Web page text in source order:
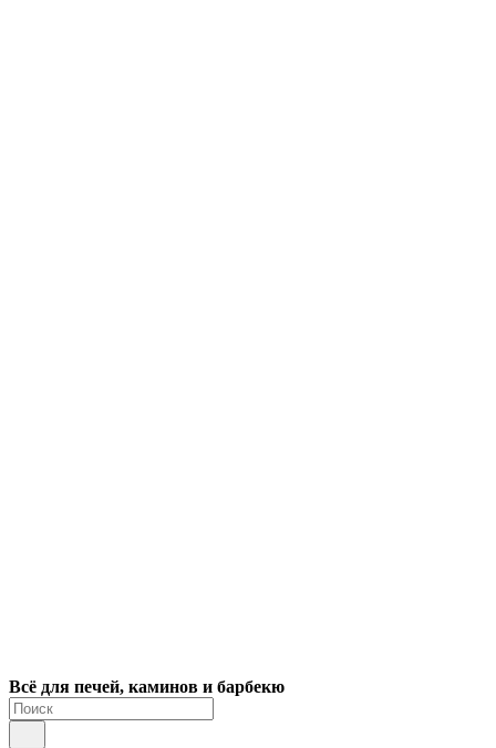
Всё для печей, каминов и барбекю